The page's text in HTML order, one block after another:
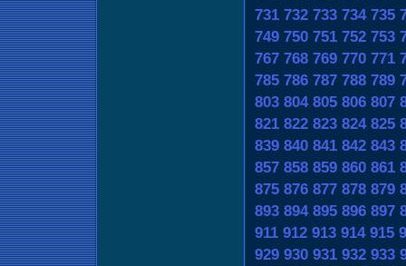
731 732 733 734 735
749 750 751 752 753
767 768 769 770 771
785 786 787 788 789
803 804 805 806 807
821 822 823 824 825
839 840 841 842 843
857 858 859 860 861
875 876 877 878 879
893 894 895 896 897
911 912 913 914 915
929 930 931 932 933